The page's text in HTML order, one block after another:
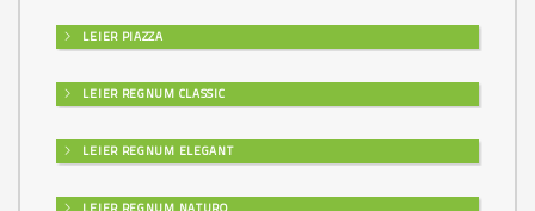
LEIER PIAZZA
LEIER REGNUM CLASSIC
LEIER REGNUM ELEGANT